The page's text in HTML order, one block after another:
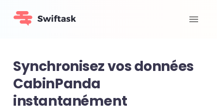
Synchronisez vos données
CabinPanda
instantanément